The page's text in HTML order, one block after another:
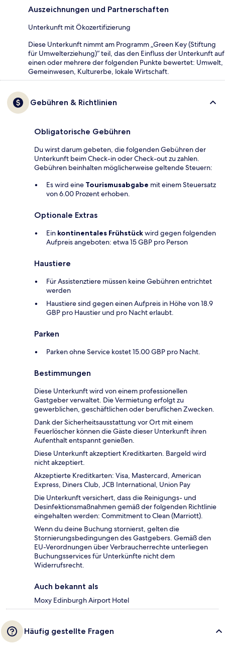
Auszeichnungen und Partnerschaften
Unterkunft mit Ökozertifizierung
Diese Unterkunft nimmt am Programm „Green Key (Stiftung
für Umwelterziehung)“ teil, das den Einfluss der Unterkunft auf
einen oder mehrere der folgenden Punkte bewertet: Umwelt,
Gemeinwesen, Kulturerbe, lokale Wirtschaft.
Gebühren & Richtlinien
Obligatorische Gebühren
Du wirst darum gebeten, die folgenden Gebühren der
Unterkunft beim Check-in oder Check-out zu zahlen.
Gebühren beinhalten möglicherweise geltende Steuern:
Es wird eine Tourismusabgabe mit einem Steuersatz
von 6.00 Prozent erhoben.
Optionale Extras
Ein kontinentales Frühstückwird gegen folgenden
Aufpreis angeboten: etwa 15 GBP pro Person
Haustiere
Für Assistenztiere müssen keine Gebühren entrichtet
werden
Haustiere sind gegen einen Aufpreis in Höhe von 18.9
GBP pro Haustier und pro Nacht erlaubt.
Parken
Parken ohne Service kostet 15.00 GBP pro Nacht.
Bestimmungen
Diese Unterkunft wird von einem professionellen
Gastgeber verwaltet. Die Vermietung erfolgt zu
gewerblichen, geschäftlichen oder beruflichen Zwecken.
Dank der Sicherheitsausstattung vor Ort mit einem
Feuerlöscher können die Gäste dieser Unterkunft ihren
Aufenthalt entspannt genießen.
Diese Unterkunft akzeptiert Kreditkarten. Bargeld wird
nicht akzeptiert.
Akzeptierte Kreditkarten: Visa, Mastercard, American
Express, Diners Club, JCB International, Union Pay
Die Unterkunft versichert, dass die Reinigungs- und
Desinfektionsmaßnahmen gemäß der folgenden Richtlinie
eingehalten werden: Commitment to Clean (Marriott).
Wenn du deine Buchung stornierst, gelten die
Stornierungsbedingungen des Gastgebers. Gemäß den
EU-Verordnungen über Verbraucherrechte unterliegen
Buchungsservices für Unterkünfte nicht dem
Widerrufsrecht.
Auch bekannt als
Moxy Edinburgh Airport Hotel
Häufig gestellte Fragen